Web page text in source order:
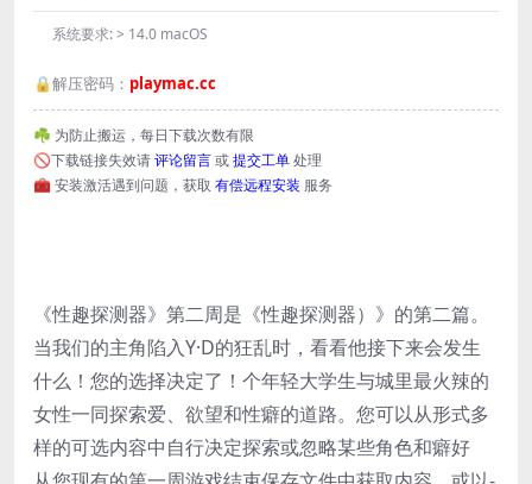
系统要求:> 14.0 macOS
🔒解压密码： playmac.cc
☘️ 为防止搬运，每日下载次数有限
🚫下载链接失效请评论留言或提交工单处理
🧰 安装激活遇到问题，获取 有偿远程安装 服务
《性趣探测器》第二周是《性趣探测器）》的第二篇。
当我们的主角陷入Y·D的狂乱时，看看他接下来会发生
什么！您的选择决定了！个年轻大学生与城里最火辣的
女性一同探索爱、欲望和性癖的道路。您可以从形式多
样的可选内容中自行决定探索或忽略某些角色和癖好